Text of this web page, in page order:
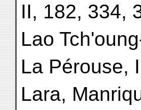
II, 182, 334,
Lao
La Pérouse,
Lara,